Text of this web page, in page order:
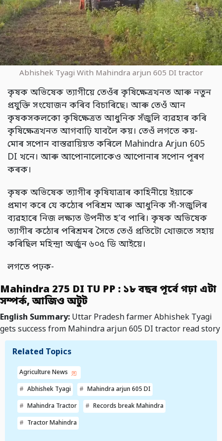
Abhishek Tyagi With Mahindra arjun 605 DI tractor
কৃষক অভিষেক ত্যাগীয়ে তেওঁৰ কৃষিক্ষেত্ৰখনত আৰু নতুন
প্ৰযুক্তি সংযোজন কৰিব বিচাৰিছে। আৰু তেওঁ আন
কৃষকসকলকো কৃষিক্ষেত্ৰত আধুনিক সঁজুলি ব্যৱহাৰ কৰি
কৃষিক্ষেত্ৰখনত আগবাঢ়ি যাবলৈ কয়। তেওঁ লগতে কয়-
মোৰ সপোন বাস্তৱায়িয়ত কৰিলে Mahindra Arjun 605
DI খনে। আৰু আপোনালোকেও আপোনাৰ সপোন পূৰণ
কৰক।
কৃষক অভিষেক ত্যাগীৰ কৃষিযাত্ৰাৰ কাহিনীয়ে ইয়াকে
প্ৰমাণ কৰে যে কঠোৰ পৰিশ্ৰম আৰু আধুনিক সাঁ-সজুলিৰ
ব্যৱহাৰে নিজ লক্ষ্যত উপনীত হ’ব পাৰি। কৃষক অভিষেক
ত্যাগীৰ কঠোৰ পৰিশ্ৰমৰ সৈতে তেওঁ প্ৰতিটো খোজতে সহায়
কৰিছিল মহিন্দ্ৰা অৰ্জুন ৬০৫ ডি আইয়ে।
লগতে পঢ়ক-
Mahindra 275 DI TU PP : ১৮ বছৰ পূৰ্বে গঢ়া এটা
সম্পৰ্ক, আজিও অটুট
English Summary: Uttar Pradesh farmer Abhishek Tyagi
gets success from Mahindra arjun 605 DI tractor read story
Related Topics
Agriculture News
Abhishek Tyagi Mahindra arjun 605 DI
Mahindra Tractor Records break Mahindra
Tractor Mahindra